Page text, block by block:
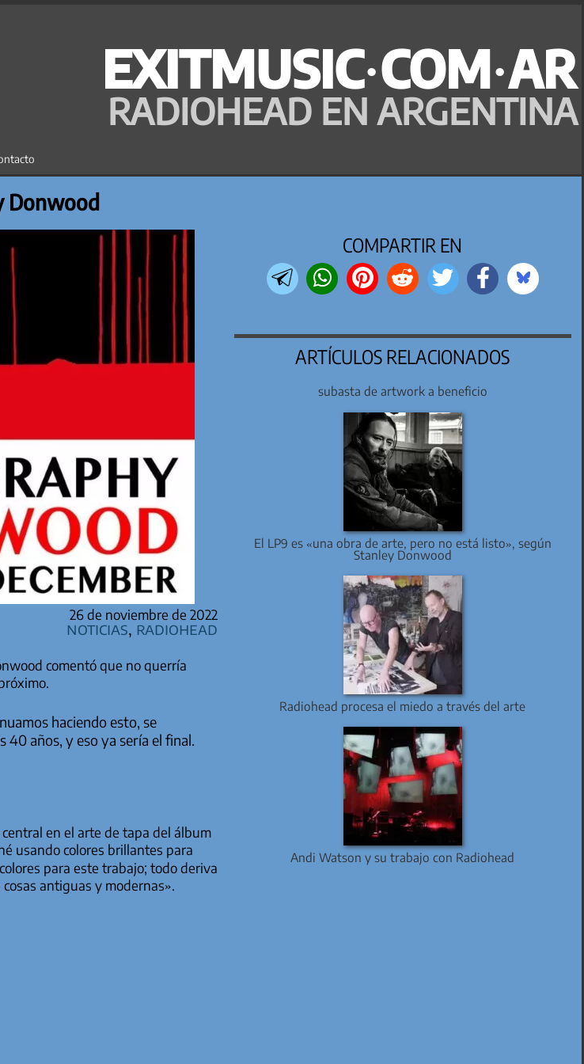
EXITMUSIC·COM·AR
RADIOHEAD EN ARGENTINA
Donwood
26 de noviembre de 2022
Noticias Radiohead
comentó que no querría
haciendo esto, se
años, y eso ya sería el final.
en el arte de tapa del álbum
usando colores brillantes para
para este trabajo; todo deriva
antiguas y modernas».
COMPARTIR EN
ARTÍCULOS RELACIONADOS
subasta de artwork a beneficio
El LP9 es «una obra de arte, pero no está listo», según
Stanley Donwood
Radiohead procesa el miedo a través del arte
Andi Watson y su trabajo con Radiohead